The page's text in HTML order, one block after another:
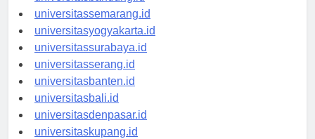
universitasbandung.id
universitassemarang.id
universitasyogyakarta.id
universitassurabaya.id
universitasserang.id
universitasbanten.id
universitasbali.id
universitasdenpasar.id